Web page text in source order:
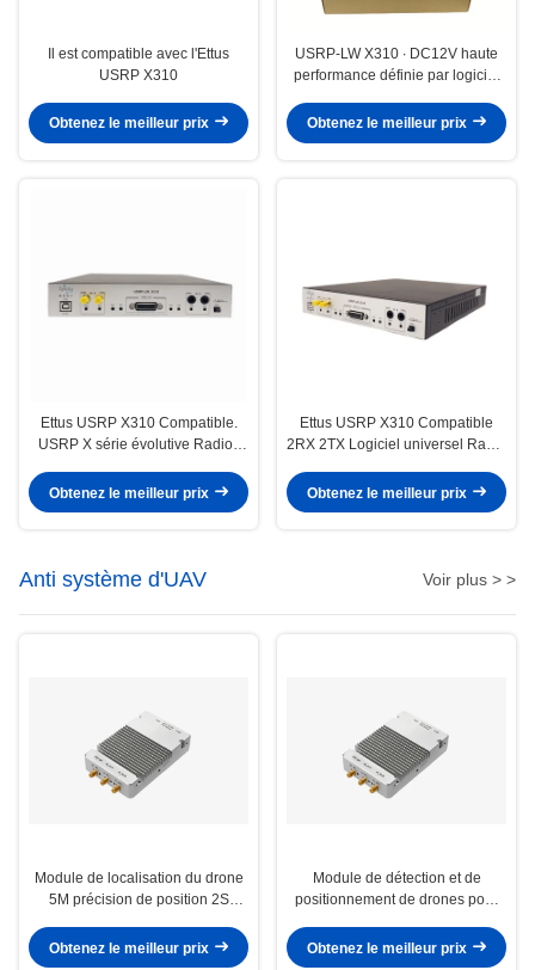
Il est compatible avec l'Ettus
USRP X310
Obtenez le meilleur prix
USRP-LW X310 ∙ DC12V haute
performance définie par logiciel
Obtenez le meilleur prix
Ettus USRP X310 Compatible.
USRP X série évolutive Radios
Obtenez le meilleur prix
Ettus USRP X310 Compatible
2RX 2TX Logiciel universel Radio
Interface haute vitesse
Obtenez le meilleur prix
Anti système d'UAV Voir plus > >
Module de localisation du drone
5M précision de position 2S
détection
Obtenez le meilleur prix
Module de détection et de
positionnement de drones pour
Obtenez le meilleur prix